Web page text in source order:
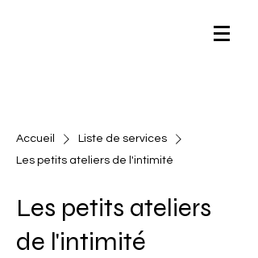
Accueil
Liste de services
Les petits ateliers de l'intimité
Les petits ateliers
de l'intimité